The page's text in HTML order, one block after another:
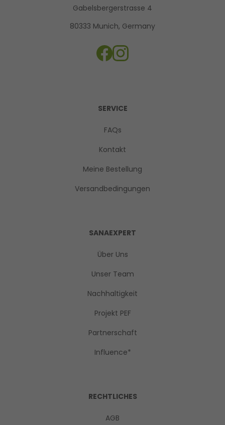
Gabelsbergerstrasse 4
80333 Munich, Germany
SERVICE
FAQs
Kontakt
Meine Bestellung
Versandbedingungen
SANAEXPERT
Über Uns
Unser Team
Nachhaltigkeit
Projekt PEF
Partnerschaft
Influence*
RECHTLICHES
AGB